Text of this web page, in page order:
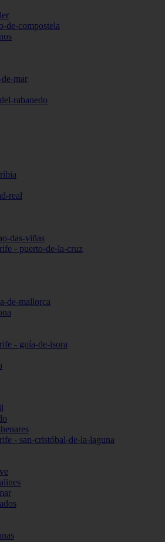
de-compostela
mar
rabanedo
real
das-viñas
- puerto-de-la-cruz
de-mallorca
- guía-de-isora
- san-cristóbal-de-la-laguna